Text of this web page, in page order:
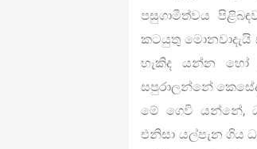
පසුගාමීත්වය
කටයුතු මොනවාදැයි
හැකිද යන්න හෝ
සපුරාලන්නේ
මේ ගෙවි යන්නේ,
එනිසා යල්පැන ගිය